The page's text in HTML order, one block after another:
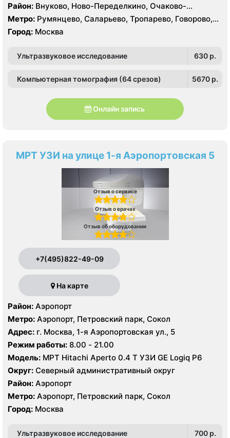
Район: Внуково, Ново-Переделкино, Очаково-
Матвеевское, Проспект Вернадского, Солнцево,
Тропарёво-Никулино
Метро: Румянцево, Саларьево, Тропарево, Говорово,
Рассказовка, Солнцево, Филатов Луг, Боровское
шоссе
Город: Москва
Ультразвуковое исследование 630 p.
Компьютерная томография (64 срезов) 5670 p.
Онлайн запись
МРТ УЗИ на улице 1-я Аэропортовская 5
Отзыв о сервисе
Отзыв о врачах
Отзыв об оборудовании
+7(495)822-49-09
На карте
Район: Аэропорт
Метро: Аэропорт, Петровский парк, Сокол
Адрес: г. Москва, 1-я Аэропортовская ул., 5
Режим работы: 8.00 - 21.00
Модель: МРТ Hitachi Aperto 0.4 Т УЗИ GE Logiq P6
Округ: Северный административный округ
Район: Аэропорт
Метро: Аэропорт, Петровский парк, Сокол
Город: Москва
Ультразвуковое исследование 700 p.